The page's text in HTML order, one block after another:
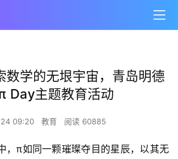
数学的无垠宇宙，青岛明德
Day主题教育活动
09:20 教育 阅读 60885
，π如同一颗璀璨夺目的星辰，以其无